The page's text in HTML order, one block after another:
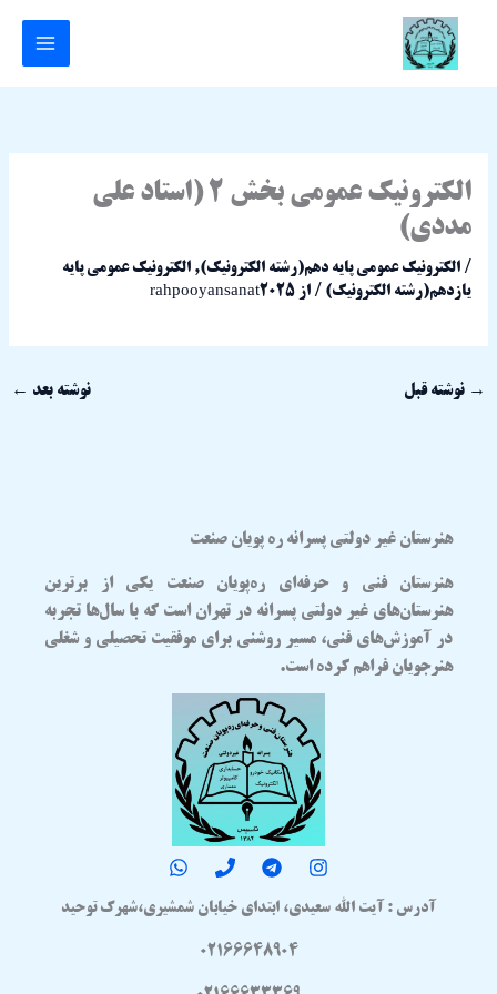
الکترونیک عمومی بخش 2 (استاد علی
مددی)
/الکترونیک عمومی پایه دهم(رشته الکترونیک),الکترونیک عمومی پایه
یازدهم(رشته الکترونیک) / از rahpooyansanat2025
→ نوشته قبل نوشته بعد ←
هنرستان غیر دولتی پسرانه ره پویان صنعت
هنرستان فنی و حرفه‌ای ره‌پویان صنعت یکی از برترین
هنرستان‌های غیر دولتی پسرانه در تهران است که با سال‌ها تجربه
در آموزش‌های فنی، مسیر روشنی برای موفقیت تحصیلی و شغلی
هنرجویان فراهم کرده است.
آدرس : آیت الله سعیدی، ابتدای خیابان شمشیری،شهرک توحید
02166648904